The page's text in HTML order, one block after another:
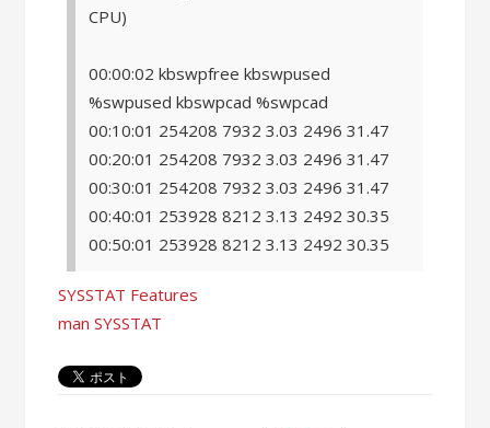
CPU)
00:00:02 kbswpfree kbswpused
%swpused kbswpcad %swpcad
00:10:01 254208 7932 3.03 2496 31.47
00:20:01 254208 7932 3.03 2496 31.47
00:30:01 254208 7932 3.03 2496 31.47
00:40:01 253928 8212 3.13 2492 30.35
00:50:01 253928 8212 3.13 2492 30.35
SYSSTAT Features
man SYSSTAT